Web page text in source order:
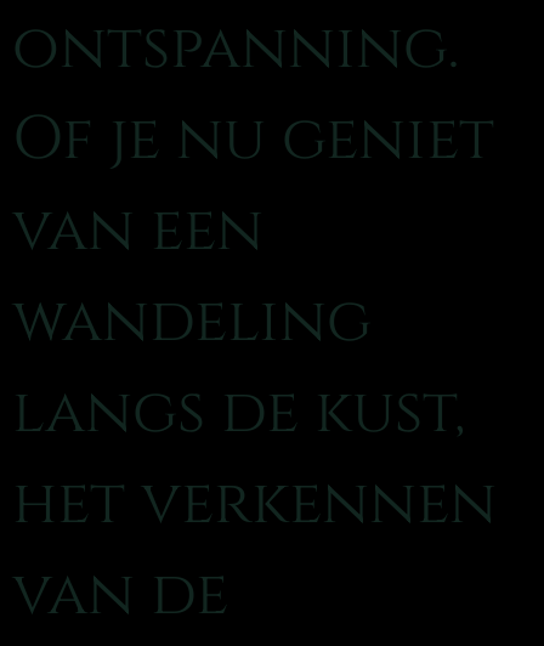
ontspanning.
Of je nu geniet
van een
wandeling
langs de kust,
het verkennen
van de